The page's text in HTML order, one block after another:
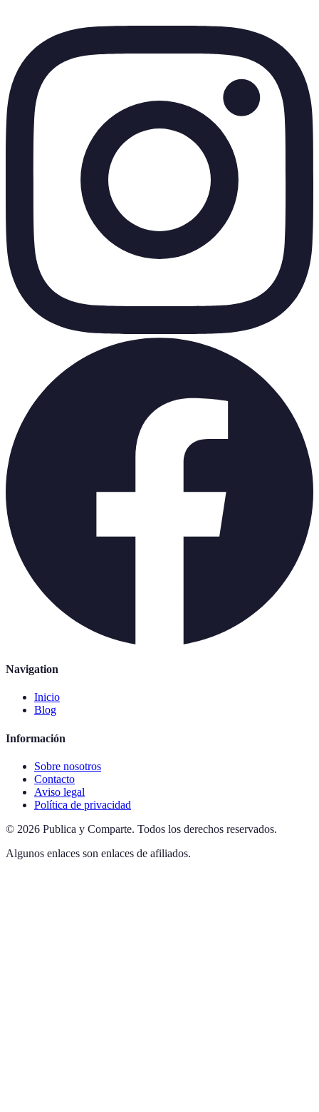
Navigation
Inicio
Blog
Información
Sobre nosotros
Contacto
Aviso legal
Política de privacidad
© 2026 Publica y Comparte. Todos los derechos reservados.
Algunos enlaces son enlaces de afiliados.